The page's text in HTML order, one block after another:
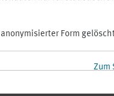
Form
Zum